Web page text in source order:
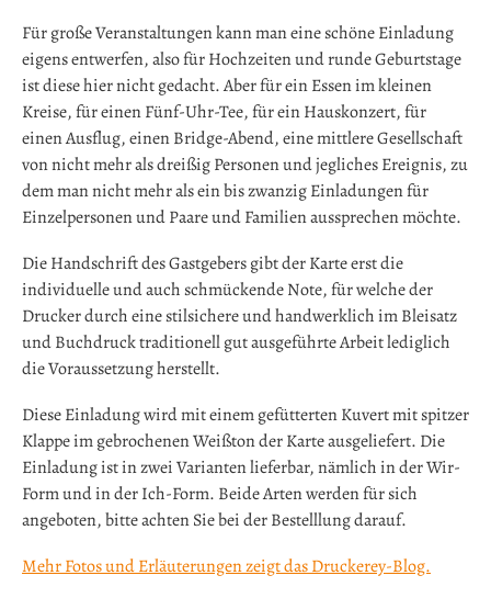
Für große Veranstaltungen kann man eine schöne Einladung
eigens entwerfen, also für Hochzeiten und runde Geburtstage
ist diese hier nicht gedacht. Aber für ein Essen im kleinen
Kreise, für einen Fünf-Uhr-Tee, für ein Hauskonzert, für
einen Ausflug, einen Bridge-Abend, eine mittlere Gesellschaft
von nicht mehr als dreißig Personen und jegliches Ereignis, zu
dem man nicht mehr als ein bis zwanzig Einladungen für
Einzelpersonen und Paare und Familien aussprechen möchte.
Die Handschrift des Gastgebers gibt der Karte erst die
individuelle und auch schmückende Note, für welche der
Drucker durch eine stilsichere und handwerklich im Bleisatz
und Buchdruck traditionell gut ausgeführte Arbeit lediglich
die Voraussetzung herstellt.
Diese Einladung wird mit einem gefütterten Kuvert mit spitzer
Klappe im gebrochenen Weißton der Karte ausgeliefert. Die
Einladung ist in zwei Varianten lieferbar, nämlich in der Wir-
Form und in der Ich-Form. Beide Arten werden für sich
angeboten, bitte achten Sie bei der Bestelllung darauf.
Mehr Fotos und Erläuterungen zeigt das Druckerey-Blog.